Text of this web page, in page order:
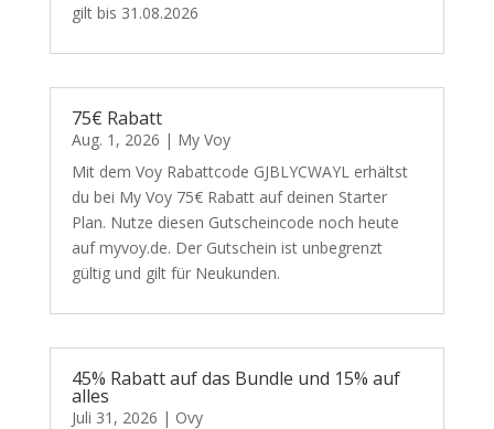
gilt bis 31.08.2026
75€ Rabatt
Aug. 1, 2026 | My Voy
Mit dem Voy Rabattcode GJBLYCWAYL erhältst
du bei My Voy 75€ Rabatt auf deinen Starter
Plan. Nutze diesen Gutscheincode noch heute
auf myvoy.de. Der Gutschein ist unbegrenzt
gültig und gilt für Neukunden.
45% Rabatt auf das Bundle und 15% auf
alles
Juli 31, 2026 | Ovy